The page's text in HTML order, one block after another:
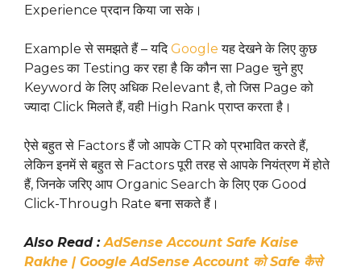
Experience प्रदान किया जा सके।
Example से समझते हैं – यदिGoogleयह देखने के लिए कुछ
Pages का Testing कर रहा है कि कौन सा Page चुने हुए
Keyword के लिए अधिक Relevant है, तो जिस Page को
ज्यादा Click मिलते हैं, वही High Rank प्राप्त करता है।
ऐसे बहुत से Factors हैं जो आपके CTR को प्रभावित करते हैं,
लेकिन इनमें से बहुत से Factors पूरी तरह से आपके नियंत्रण में होते
हैं, जिनके जरिए आप Organic Search के लिए एक Good
Click-Through Rate बना सकते हैं।
Also Read :AdSense Account Safe Kaise
Rakhe | Google AdSense Account को Safe कैसे